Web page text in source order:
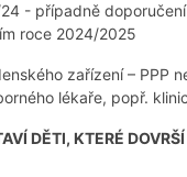
- případně
roce 2024/2025
zařízení – PPP
lékaře, popř.
DĚTI, KTERÉ